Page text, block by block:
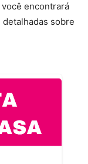
encontrará
sobre